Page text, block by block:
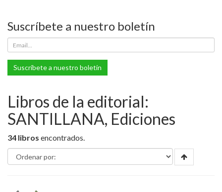
Suscríbete a nuestro boletín
Suscríbete a nuestro boletín
Libros de la editorial:
SANTILLANA, Ediciones
34 libros encontrados.